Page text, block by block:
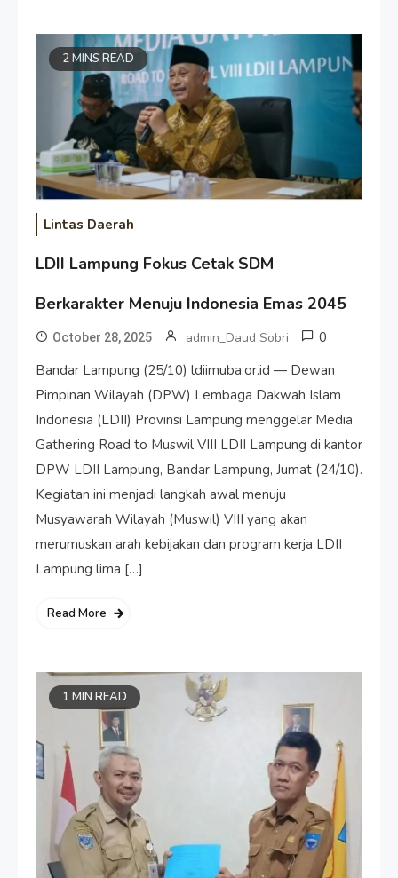
2 MINS READ
Lintas Daerah
LDII Lampung Fokus Cetak SDM
Berkarakter Menuju Indonesia Emas 2045
October 28, 2025 admin_Daud Sobri
0
Bandar Lampung (25/10) ldiimuba.or.id — Dewan
Pimpinan Wilayah (DPW) Lembaga Dakwah Islam
Indonesia (LDII) Provinsi Lampung menggelar Media
Gathering Road to Muswil VIII LDII Lampung di kantor
DPW LDII Lampung, Bandar Lampung, Jumat (24/10).
Kegiatan ini menjadi langkah awal menuju
Musyawarah Wilayah (Muswil) VIII yang akan
merumuskan arah kebijakan dan program kerja LDII
Lampung lima […]
Read More
1 MIN READ